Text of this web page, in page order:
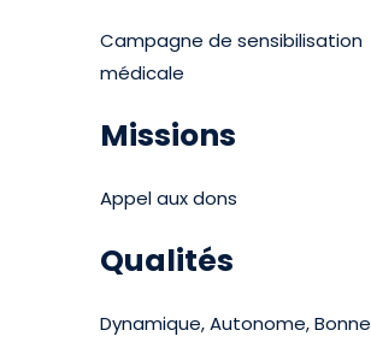
Campagne de sensibilisation
médicale
Missions
Appel aux dons
Qualités
Dynamique, Autonome, Bonne